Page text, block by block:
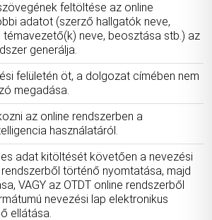
feltöltése az online
adatot (szerző hallgatók neve,
témavezető(k) neve, beosztása stb.) az
generálja.
felületén öt, a dolgozat címében nem
megadása.
az online rendszerben a
használatáról.
adat kitöltését követően a nevezési
rendszerből történő nyomtatása, majd
VAGY az OTDT online rendszerből
nevezési lap elektronikus
ellátása.